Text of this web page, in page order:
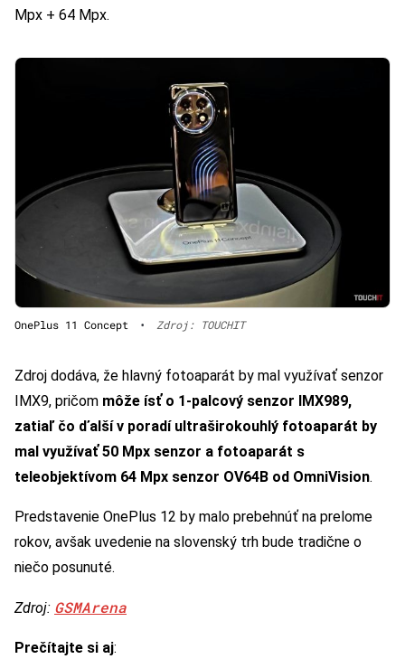
Mpx + 64 Mpx.
OnePlus 11 Concept • Zdroj: TOUCHIT
Zdroj dodáva, že hlavný fotoaparát by mal využívať senzor
IMX9, pričom môže ísť o 1-palcový senzor IMX989,
zatiaľ čo ďalší v poradí ultraširokouhlý fotoaparát by
mal využívať 50 Mpx senzor a fotoaparát s
teleobjektívom 64 Mpx senzor OV64B od OmniVision.
Predstavenie OnePlus 12 by malo prebehnúť na prelome
rokov, avšak uvedenie na slovenský trh bude tradične o
niečo posunuté.
Zdroj: GSMArena
Prečítajte si aj: